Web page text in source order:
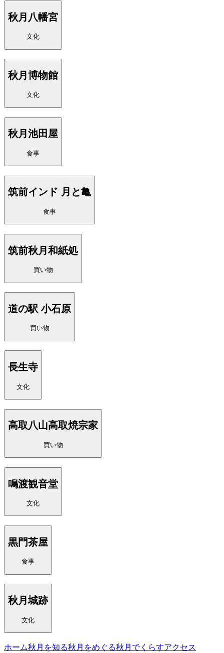
秋月八幡宮
文化
秋月博物館
文化
秋月池田屋
食事
筑前インド 月と亀
食事
筑前秋月和紙処
買い物
道の駅 小石原
買い物
長生寺
文化
高取八山高取焼宗家
買い物
鳴渡観音堂
文化
黒門茶屋
食事
秋月城跡
文化
ホーム秋月を知る秋月をめぐる秋月でくらすアクセス